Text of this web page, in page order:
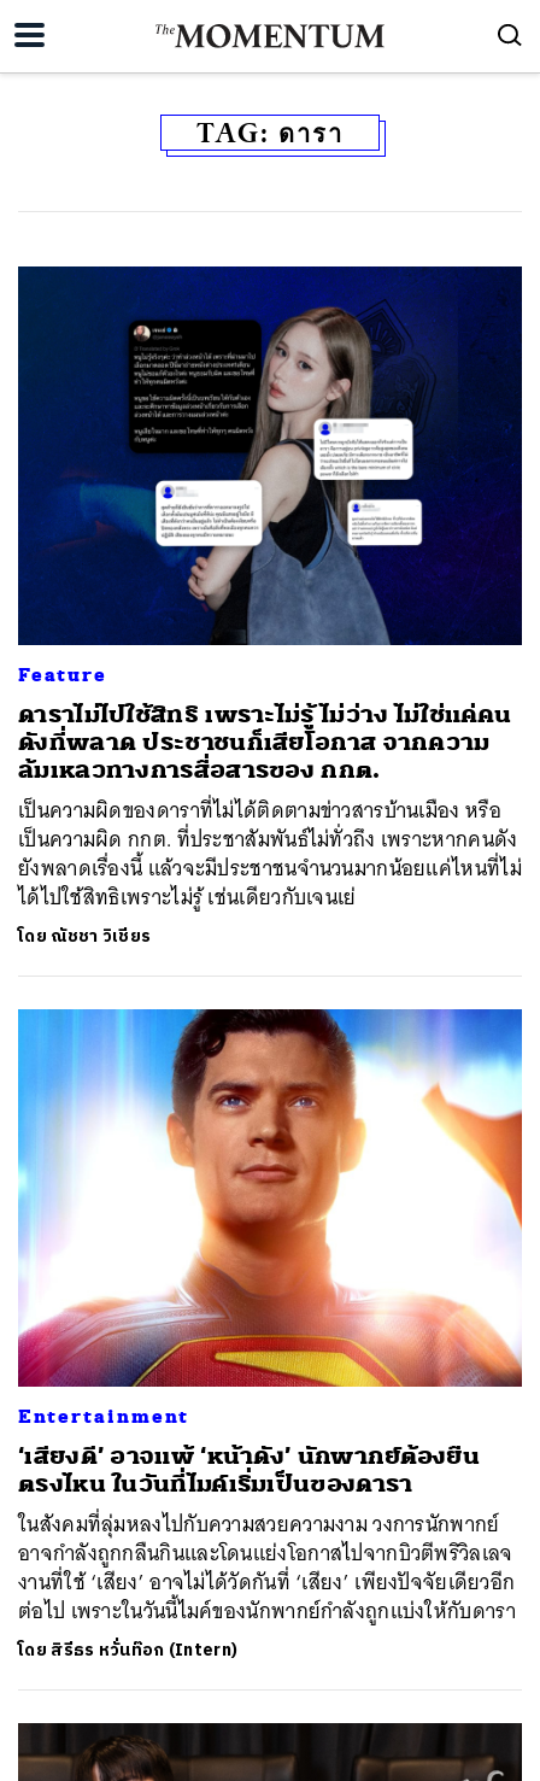
TAG: ดารา
Feature
ดาราไม่ไปใช้สิทธิ เพราะไม่รู้ ไม่ว่าง ไม่ใช่แค่คน
ดังที่พลาด ประชาชนก็เสียโอกาส จากความ
ล้มเหลวทางการสื่อสารของ กกต.
เป็นความผิดของดาราที่ไม่ได้ติดตามข่าวสารบ้านเมือง หรือ
เป็นความผิด กกต. ที่ประชาสัมพันธ์ไม่ทั่วถึง เพราะหากคนดัง
ยังพลาดเรื่องนี้ แล้วจะมีประชาชนจำนวนมากน้อยแค่ไหนที่ไม่
ได้ไปใช้สิทธิเพราะไม่รู้ เช่นเดียวกับเจนเย่
โดย ณัชชา วิเชียร
Entertainment
‘เสียงดี’ อาจแพ้ ‘หน้าดัง’ นักพากย์ต้องยืน
ตรงไหน ในวันที่ไมค์เริ่มเป็นของดารา
ในสังคมที่ลุ่มหลงไปกับความสวยความงาม วงการนักพากย์
อาจกำลังถูกกลืนกินและโดนแย่งโอกาสไปจากบิวตีพริวิลเลจ
งานที่ใช้ ‘เสียง’ อาจไม่ได้วัดกันที่ ‘เสียง’ เพียงปัจจัยเดียวอีก
ต่อไป เพราะในวันนี้ไมค์ของนักพากย์กำลังถูกแบ่งให้กับดารา
โดย สิรีธร หวั่นท๊อก (Intern)